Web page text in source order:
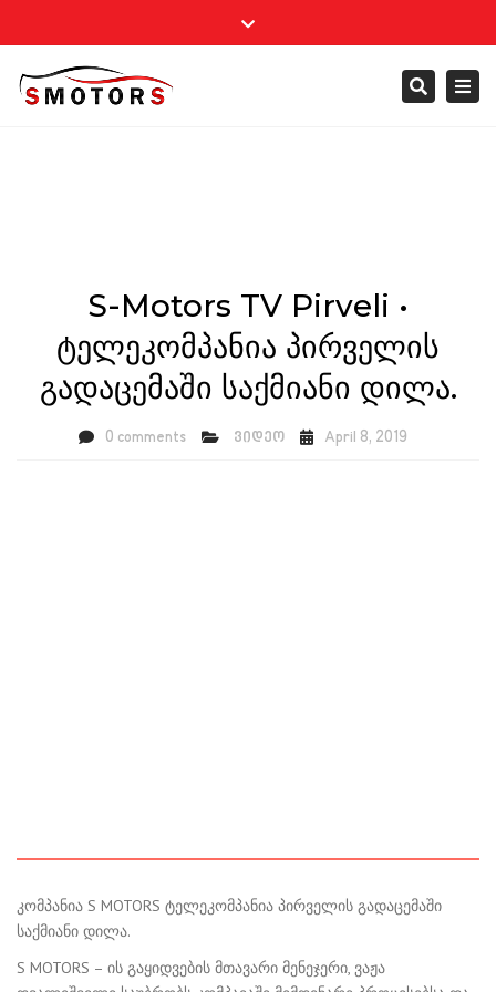
+ 995 322 700 100 info@smotors.ge
Close
Search
S-Motors TV Pirveli •
ტელეკომპანია პირველის
გადაცემაში საქმიანი დილა.
0 comments ვიდეო April 8, 2019
კომპანია S MOTORS ტელეკომპანია პირველის გადაცემაში
საქმიანი დილა.
S MOTORS – ის გაყიდვების მთავარი მენეჯერი, ვაჟა